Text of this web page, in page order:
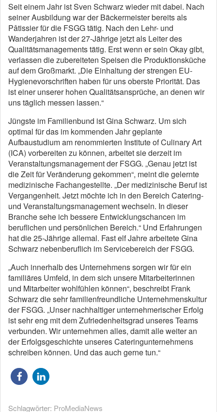
Seit einem Jahr ist Sven Schwarz wieder mit dabei. Nach
seiner Ausbildung war der Bäckermeister bereits als
Pâtissier für die FSGG tätig. Nach den Lehr- und
Wanderjahren ist der 27-Jährige jetzt als Leiter des
Qualitätsmanagements tätig. Erst wenn er sein Okay gibt,
verlassen die zubereiteten Speisen die Produktionsküche
auf dem Großmarkt. „Die Einhaltung der strengen EU-
Hygienevorschriften haben für uns oberste Priorität. Das
ist einer unserer hohen Qualitätsansprüche, an denen wir
uns täglich messen lassen.“
Jüngste im Familienbund ist Gina Schwarz. Um sich
optimal für das im kommenden Jahr geplante
Aufbaustudium am renommierten Institute of Culinary Art
(ICA) vorbereiten zu können, arbeitet sie derzeit im
Veranstaltungsmanagement der FSGG. „Genau jetzt ist
die Zeit für Veränderung gekommen“, meint die gelernte
medizinische Fachangestellte. „Der medizinische Beruf ist
Vergangenheit. Jetzt möchte ich in den Bereich Catering-
und Veranstaltungsmanagement wechseln. In dieser
Branche sehe ich bessere Entwicklungschancen im
beruflichen und persönlichen Bereich.“ Und Erfahrungen
hat die 25-Jährige allemal. Fast elf Jahre arbeitete Gina
Schwarz nebenberuflich im Servicebereich der FSGG.
„Auch innerhalb des Unternehmens sorgen wir für ein
familiäres Umfeld, in dem sich unsere Mitarbeiterinnen
und Mitarbeiter wohlfühlen können“, beschreibt Frank
Schwarz die sehr familienfreundliche Unternehmenskultur
der FSGG. „Unser nachhaltiger unternehmerischer Erfolg
ist sehr eng mit dem Zufriedenheitsgrad unseres Teams
verbunden. Wir unternehmen alles, damit alle weiter an
der Erfolgsgeschichte unseres Cateringunternehmens
schreiben können. Und das auch gerne tun.“
Schlagwörter: ProMediaNews